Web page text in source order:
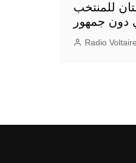
للمنتخب
دون جمهور
Radio Voltaire